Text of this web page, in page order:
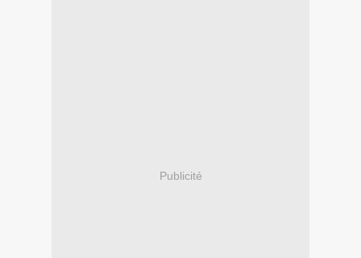
Publicité